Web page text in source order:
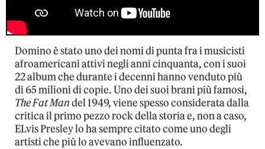
Domino è stato uno dei nomi di punta fra i musicisti
afroamericani attivi negli anni cinquanta, con i suoi
22 album che durante i decenni hanno venduto più
di 65 milioni di copie. Uno dei suoi brani più famosi,
The Fat Mandel 1949, viene spesso considerata dalla
critica il primo pezzo rock della storia e, non a caso,
ELvis Presley lo ha sempre citato come uno degli
artisti che più lo avevano influenzato.